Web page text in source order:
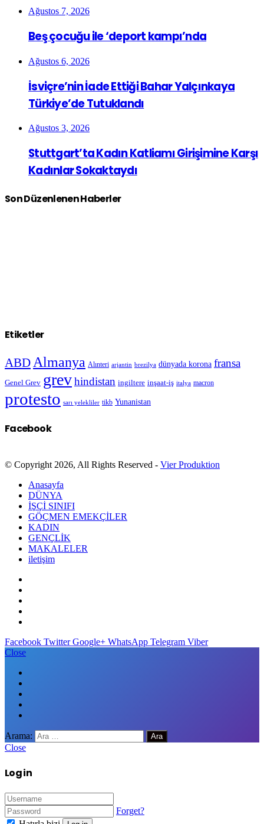
Ağustos 7, 2026
Beş çocuğu ile ‘deport kampı’nda
Ağustos 6, 2026
İsviçre’nin İade Ettiği Bahar Yalçınkaya
Türkiye’de Tutuklandı
Ağustos 3, 2026
Stuttgart’ta Kadın Katliamı Girişimine Karşı
Kadınlar Sokaktaydı
Son Düzenlenen Haberler
Etiketler
ABD Almanya Alınteri arjantin brezilya dünyada korona fransa
Genel Grev grevhindistan ingiltere inşaat-iş italya macron
protesto sarı yelekliler tikb Yunanistan
Facebook
© Copyright 2026, All Rights Reserved - Vier Produktion
Anasayfa
DÜNYA
İŞÇİ SINIFI
GÖÇMEN EMEKÇİLER
KADIN
GENÇLİK
MAKALELER
iletişim
Facebook Twitter Google+ WhatsApp Telegram Viber
Close
Arama:
Close
Log in
Forget?